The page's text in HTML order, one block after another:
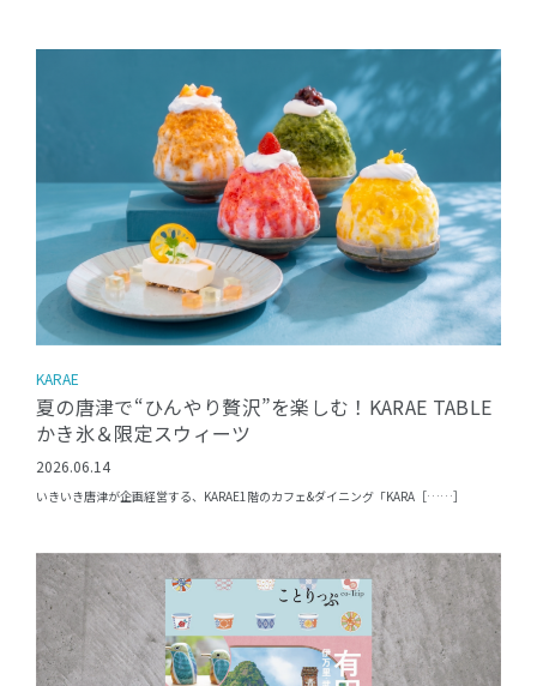
KARAE
夏の唐津で“ひんやり贅沢”を楽しむ！KARAE TABLE
かき氷＆限定スウィーツ
2026.06.14
いきいき唐津が企画経営する、KARAE1階のカフェ&ダイニング「KARA［……］